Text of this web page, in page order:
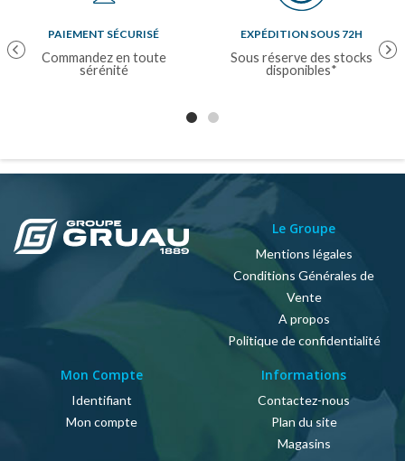
PreviousPAIEMENT SÉCURISÉ
Commandez en toute
sérénité
EXPÉDITION SOUS 72H
Sous réserve des stocks
disponibles*
Le Groupe
Mentions légales
Conditions Générales de
Vente
A propos
Politique de confidentialité
Mon Compte
Identifiant
Mon compte
Informations
Contactez-nous
Plan du site
Magasins